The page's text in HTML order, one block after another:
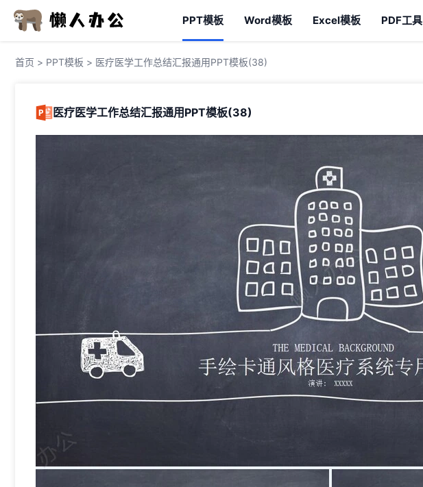
PPT模板 Word模板 Excel模板 PDF工具
首页 > PPT模板 > 医疗医学工作总结汇报通用PPT模板(38)
医疗医学工作总结汇报通用PPT模板(38)